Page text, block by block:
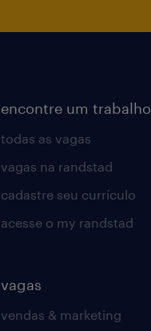
encontre um trabalho
todas as vagas
vagas na randstad
cadastre seu currículo
acesse o my randstad
vagas
vendas & marketing